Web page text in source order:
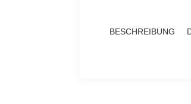
BESCHREIBUNG